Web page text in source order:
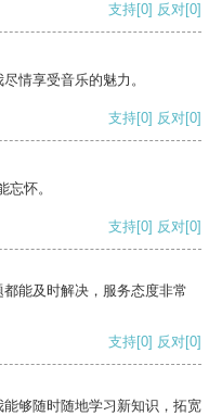
支持[0] 反对[0]
情享受音乐的魅力。
支持[0] 反对[0]
怀。
支持[0] 反对[0]
能及时解决，服务态度非常
支持[0] 反对[0]
够随时随地学习新知识，拓宽